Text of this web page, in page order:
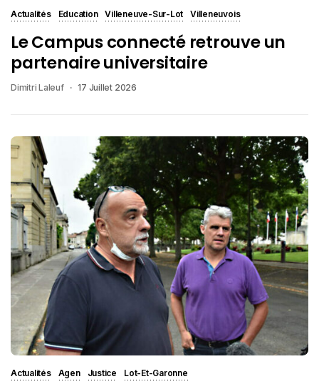
Actualités Education Villeneuve-Sur-Lot Villeneuvois
Le Campus connecté retrouve un
partenaire universitaire
Dimitri Laleuf 17 Juillet 2026
Actualités Agen Justice Lot-Et-Garonne